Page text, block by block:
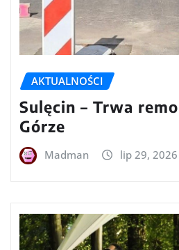
AKTUALNOŚCI
Sulęcin – Trwa
Górze
Madman lip 29, 2026